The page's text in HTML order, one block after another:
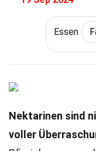
Essen
Nektarinen sind
voller